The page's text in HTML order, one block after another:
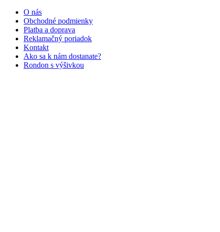
O nás
Obchodné podmienky
Platba a doprava
Reklamačný poriadok
Kontakt
Ako sa k nám dostanate?
Rondon s výšivkou